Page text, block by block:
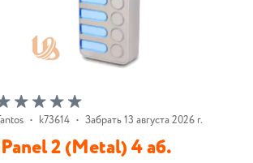
• k73614 • Забрать 13 августа 2026 г.
2 (Metal) 4 аб.